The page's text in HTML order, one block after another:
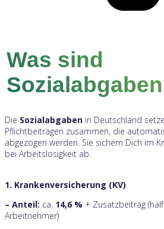
Was sind
Die Sozialabgaben in Deutschland
Pflichtbeiträgen zusammen, die
abgezogen werden. Sie sichern Dich im
bei Arbeitslosigkeit ab.
1. Krankenversicherung (KV)
– Anteil: ca. 14,6 % + Zusatzbeitrag
Arbeitnehmer)